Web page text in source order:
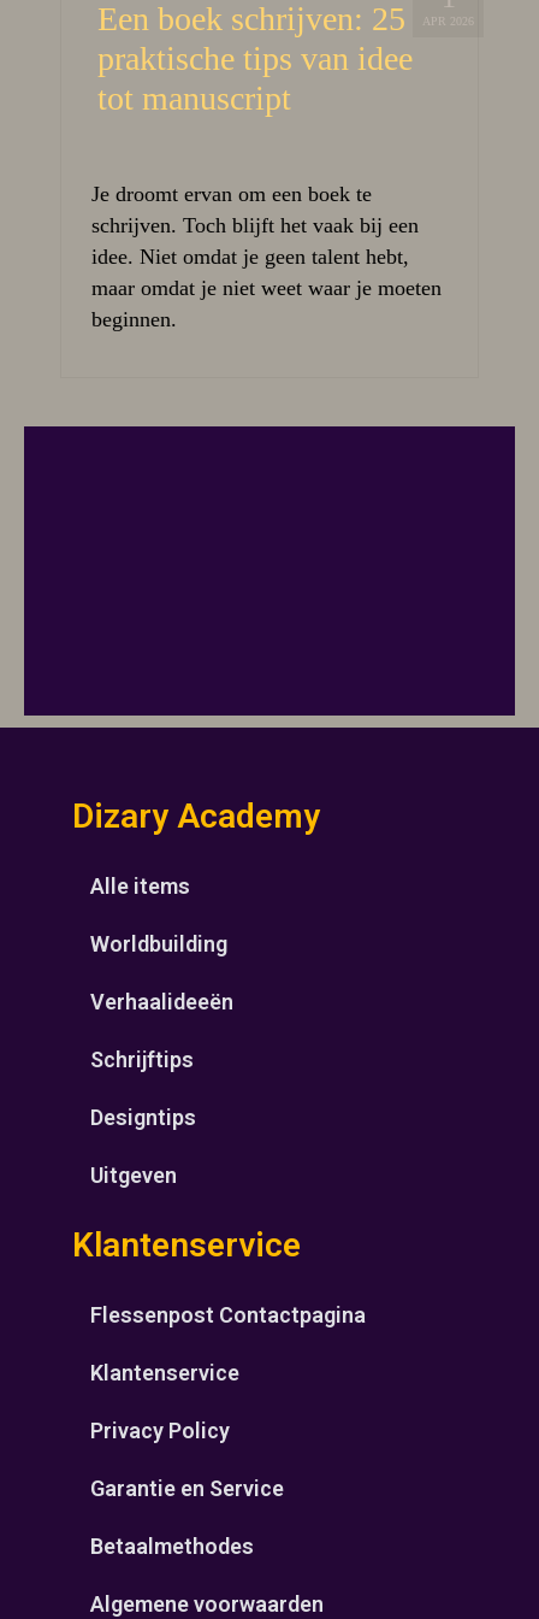
APR 2026
Een boek schrijven: 25
praktische tips van idee
tot manuscript
Je droomt ervan om een boek te
schrijven. Toch blijft het vaak bij een
idee. Niet omdat je geen talent hebt,
maar omdat je niet weet waar je moeten
beginnen.
Dizary Academy
Alle items
Worldbuilding
Verhaalideeën
Schrijftips
Designtips
Uitgeven
Klantenservice
Flessenpost Contactpagina
Klantenservice
Privacy Policy
Garantie en Service
Betaalmethodes
Algemene voorwaarden